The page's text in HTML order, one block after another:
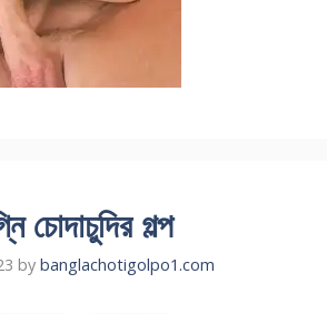
চোদাচুদির গল্প
by banglachotigolpo1.com